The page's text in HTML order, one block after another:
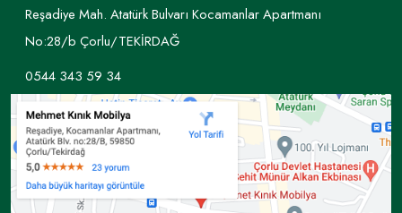
Reşadiye Mah. Atatürk Bulvarı Kocamanlar Apartmanı
No:28/b Çorlu/TEKİRDAĞ
0544 343 59 34